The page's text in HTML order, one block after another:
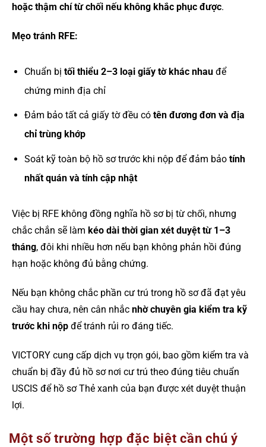
hoặc thậm chí từ chối nếu không khắc phục được.
Mẹo tránh RFE:
Chuẩn bị tối thiểu 2–3 loại giấy tờ khác nhauđể
chứng minh địa chỉ
Đảm bảo tất cả giấy tờ đều có tên đương đơn và địa
chỉ trùng khớp
Soát kỹ toàn bộ hồ sơ trước khi nộp để đảm bảo tính
nhất quán và tính cập nhật
Việc bị RFE không đồng nghĩa hồ sơ bị từ chối, nhưng
chắc chắn sẽ làm kéo dài thời gian xét duyệt từ 1–3
tháng, đôi khi nhiều hơn nếu bạn không phản hồi đúng
hạn hoặc không đủ bằng chứng.
Nếu bạn không chắc phần cư trú trong hồ sơ đã đạt yêu
cầu hay chưa, nên cân nhắc nhờ chuyên gia kiểm tra kỹ
trước khi nộp để tránh rủi ro đáng tiếc.
VICTORY cung cấp dịch vụ trọn gói, bao gồm kiểm tra và
chuẩn bị đầy đủ hồ sơ nơi cư trú theo đúng tiêu chuẩn
USCIS để hồ sơ Thẻ xanh của bạn được xét duyệt thuận
lợi.
Một số trường hợp đặc biệt cần chú ý